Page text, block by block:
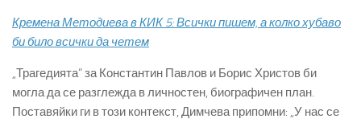
Кремена Методиева в КИК 5: Всички пишем, а колко хубаво
би било всички да четем
„Трагедията“ за Константин Павлов и Борис Христов би
могла да се разглежда в личностен, биографичен план.
Поставяйки ги в този контекст, Димчева припомни: „У нас се